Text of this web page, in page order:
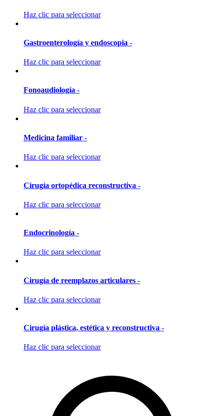
Haz clic para seleccionar
Gastroenterología y endoscopia -
Haz clic para seleccionar
Fonoaudiología -
Haz clic para seleccionar
Medicina familiar -
Haz clic para seleccionar
Cirugía ortopédica reconstructiva -
Haz clic para seleccionar
Endocrinología -
Haz clic para seleccionar
Cirugía de reemplazos articulares -
Haz clic para seleccionar
Cirugía plástica, estética y reconstructiva -
Haz clic para seleccionar